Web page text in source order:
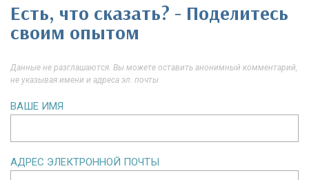
Есть, что сказать? - Поделитесь
своим опытом
Данные не разглашаются. Вы можете оставить анонимный комментарий,
не указывая имени и адреса эл. почты
ВАШЕ ИМЯ
АДРЕС ЭЛЕКТРОННОЙ ПОЧТЫ